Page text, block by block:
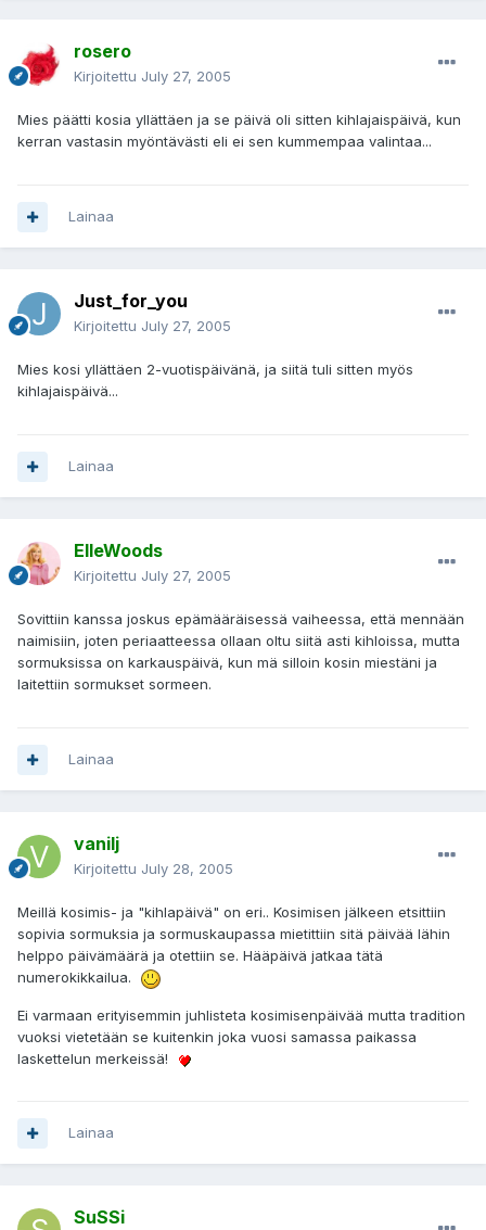
rosero
Kirjoitettu July 27, 2005
Mies päätti kosia yllättäen ja se päivä oli sitten kihlajaispäivä, kun
kerran vastasin myöntävästi eli ei sen kummempaa valintaa...
Lainaa
Just_for_you
Kirjoitettu July 27, 2005
Mies kosi yllättäen 2-vuotispäivänä, ja siitä tuli sitten myös
kihlajaispäivä...
Lainaa
ElleWoods
Kirjoitettu July 27, 2005
Sovittiin kanssa joskus epämääräisessä vaiheessa, että mennään
naimisiin, joten periaatteessa ollaan oltu siitä asti kihloissa, mutta
sormuksissa on karkauspäivä, kun mä silloin kosin miestäni ja
laitettiin sormukset sormeen.
Lainaa
vanilj
Kirjoitettu July 28, 2005
Meillä kosimis- ja "kihlapäivä" on eri.. Kosimisen jälkeen etsittiin
sopivia sormuksia ja sormuskaupassa mietittiin sitä päivää lähin
helppo päivämäärä ja otettiin se. Hääpäivä jatkaa tätä
numerokikkailua.
Ei varmaan erityisemmin juhlisteta kosimisenpäivää mutta tradition
vuoksi vietetään se kuitenkin joka vuosi samassa paikassa
laskettelun merkeissä!
Lainaa
SuSSi